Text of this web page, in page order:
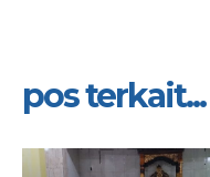
pos terkait...